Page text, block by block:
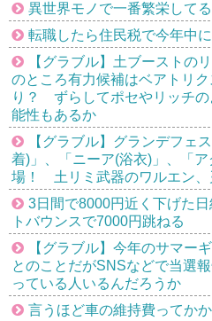
異世界モノで一番繁栄して
転職したら住民税で今年中
【グラブル】土ブーストの
のところ有力候補はベアトリ
り？ ずらしてポセやリッチ
能性もあるか
【グラブル】グランデフェ
着)」、「ニーア(浴衣)」、「
場！ 土リミ武器のワルエン、
3日間で8000円近く下げた
トバウンスで7000円跳ねる
【グラブル】今年のサマー
とのことだがSNSなどで当選
っている人いるんだろうか
言うほど車の維持費ってか